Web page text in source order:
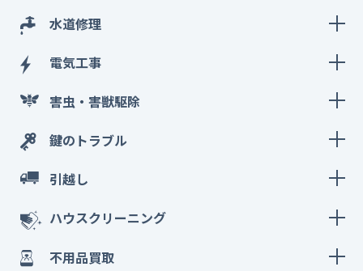
水道修理
電気工事
害虫・害獣駆除
鍵のトラブル
引越し
ハウスクリーニング
不用品買取